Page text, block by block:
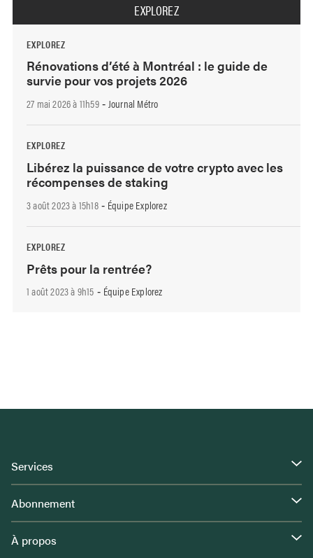
EXPLOREZ
EXPLOREZ
Rénovations d’été à Montréal : le guide de
survie pour vos projets 2026
27 mai 2026 à 11h59- Journal Métro
EXPLOREZ
Libérez la puissance de votre crypto avec les
récompenses de staking
3 août 2023 à 15h18- Équipe Explorez
EXPLOREZ
Prêts pour la rentrée?
1 août 2023 à 9h15 - Équipe Explorez
Services
Abonnement
À propos